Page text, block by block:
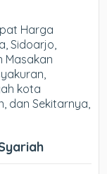
Harga
Sidoarjo,
Masakan
kota
dan Sekitarnya,